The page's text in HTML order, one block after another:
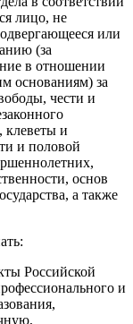
лицо, не
или
(за
в отношении
основаниям) за
чести и
клеветы и
и половой
основ
а также
Российской
и